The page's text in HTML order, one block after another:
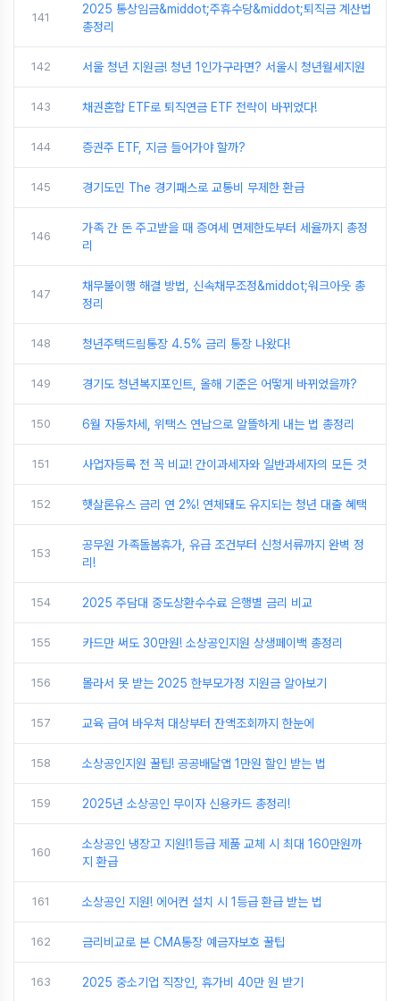
141
2025 통상임금&middot;주휴수당&middot;퇴직금 계산법
총정리
142 서울 청년 지원금! 청년 1인가구라면? 서울시 청년월세지원
143 채권혼합 ETF로 퇴직연금 ETF 전략이 바뀌었다!
144 증권주 ETF, 지금 들어가야 할까?
145 경기도민 The 경기패스로 교통비 무제한 환급
146
가족 간 돈 주고받을 때 증여세 면제한도부터 세율까지 총정
리
147
채무불이행 해결 방법, 신속채무조정&middot;워크아웃 총
정리
148 청년주택드림통장 4.5% 금리 통장 나왔다!
149 경기도 청년복지포인트, 올해 기준은 어떻게 바뀌었을까?
150 6월 자동차세, 위택스 연납으로 알뜰하게 내는 법 총정리
151 사업자등록 전 꼭 비교! 간이과세자와 일반과세자의 모든 것
152 햇살론유스 금리 연 2%! 연체돼도 유지되는 청년 대출 혜택
153
공무원 가족돌봄휴가, 유급 조건부터 신청서류까지 완벽 정
리!
154 2025 주담대 중도상환수수료 은행별 금리 비교
155 카드만 써도 30만원! 소상공인지원 상생페이백 총정리
156 몰라서 못 받는 2025 한부모가정 지원금 알아보기
157 교육 급여 바우처 대상부터 잔액조회까지 한눈에
158 소상공인지원 꿀팁! 공공배달앱 1만원 할인 받는 법
159 2025년 소상공인 무이자 신용카드 총정리!
160
소상공인 냉장고 지원!1등급 제품 교체 시 최대 160만원까
지 환급
161 소상공인 지원! 에어컨 설치 시 1등급 환급 받는 법
162 금리비교로 본 CMA통장 예금자보호 꿀팁
163 2025 중소기업 직장인, 휴가비 40만 원 받기